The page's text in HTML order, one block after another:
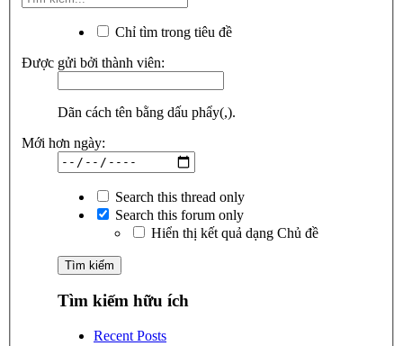
Chỉ tìm trong tiêu đề
Được gửi bởi thành viên:
Dãn cách tên bằng dấu phẩy(,).
Mới hơn ngày:
Search this thread only
Search this forum only
Hiển thị kết quả dạng Chủ đề
Tìm kiếm hữu ích
Recent Posts